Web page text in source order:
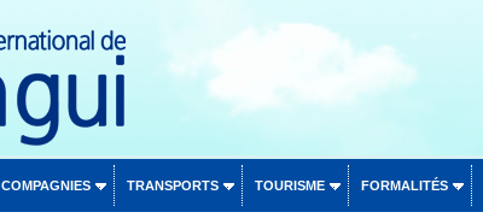
COMPAGNIES TRANSPORTS TOURISME FORMALITÉS